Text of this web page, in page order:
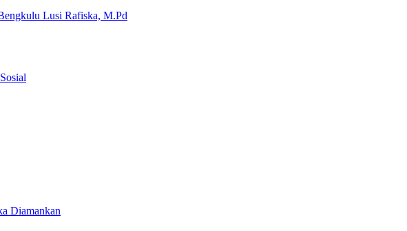
Diamankan